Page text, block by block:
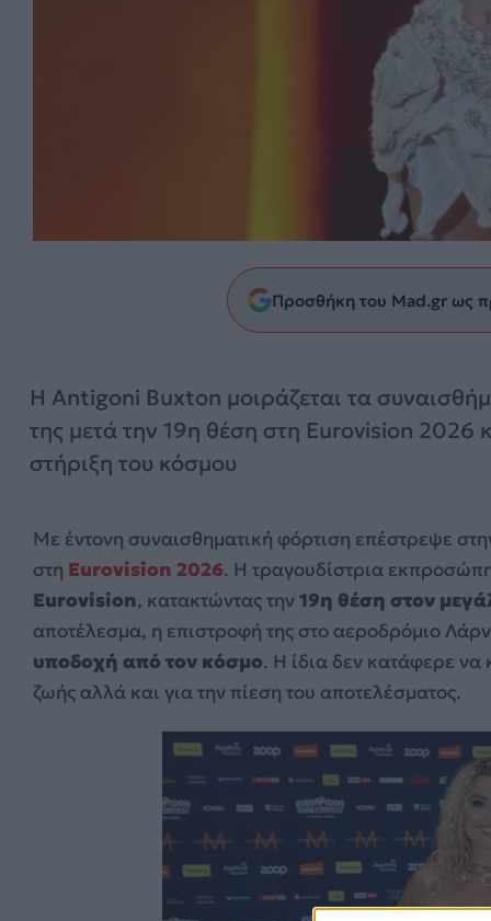
Προσθήκη του Mad.gr ως
Η Antigoni Buxton μοιράζεται τα
της μετά την 19η θέση στη Eurovision 2026
στήριξη του κόσμου
Με έντονη συναισθηματική φόρτιση επέστρεψε
στη Eurovision 2026. Η τραγουδίστρια
Eurovision, κατακτώντας την19η θέση στον
αποτέλεσμα, η επιστροφή της στο αεροδρόμιο
υποδοχή από τον κόσμο. Η ίδια δεν κατάφερε να
ζωής αλλά και για την πίεση του αποτελέσματος.